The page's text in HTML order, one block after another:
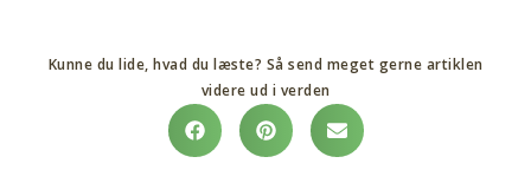
Kunne du lide, hvad du læste? Så send meget gerne artiklen
videre ud i verden